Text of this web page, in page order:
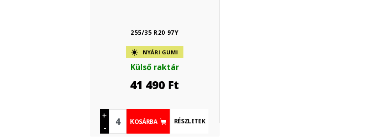
255/35 R20 97Y
NYÁRI GUMI
Külső raktár
41 490 Ft
+
-
KOSÁRBA RÉSZLETEK